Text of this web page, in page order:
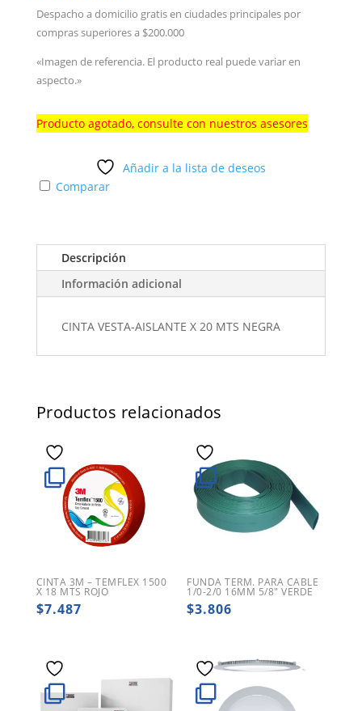
Despacho a domicilio gratis en ciudades principales por
compras superiores a $200.000
«Imagen de referencia. El producto real puede variar en
aspecto.»
Producto agotado, consulte con nuestros asesores
Añadir a la lista de deseos
Comparar
Descripción
Información adicional
CINTA VESTA-AISLANTE X 20 MTS NEGRA
Productos relacionados
CINTA 3M – TEMFLEX 1500
X 18 MTS ROJO
$7.487
FUNDA TERM. PARA CABLE
1/0-2/0 16MM 5/8″ VERDE
$3.806